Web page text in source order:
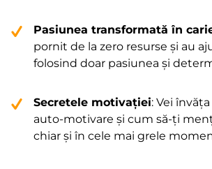
Pasiunea transformată în
pornit de la zero resurse și au
folosind doar pasiunea și
Secretele motivației: Vei
auto-motivare și cum să-ți
chiar și în cele mai grele